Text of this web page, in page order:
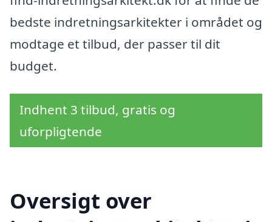
bedste indretningsarkitekter i området og
modtage et tilbud, der passer til dit
budget.
Indhent 3 tilbud, gratis og
uforpligtende
Oversigt over